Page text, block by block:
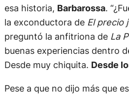
esa historia, Barbarossa.
la exconductora deEl precio
preguntó la anfitriona deLa
buenas experiencias dentro
Desde muy chiquita. Desde
Pese a que no dijo más que